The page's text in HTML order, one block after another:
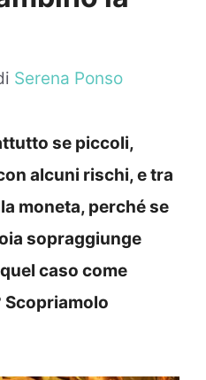
Serena Ponso
se piccoli,
alcuni rischi, e tra
moneta, perché se
sopraggiunge
caso come